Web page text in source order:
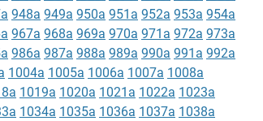
948a 949a 950a 951a 952a 953a 954a
967a 968a 969a 970a 971a 972a 973a
986a 987a 988a 989a 990a 991a 992a
1004a 1005a 1006a 1007a 1008a
1019a 1020a 1021a 1022a 1023a
1034a 1035a 1036a 1037a 1038a